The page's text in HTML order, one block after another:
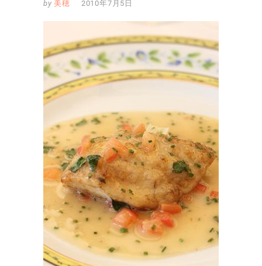
by 美穂 2010年7月5日